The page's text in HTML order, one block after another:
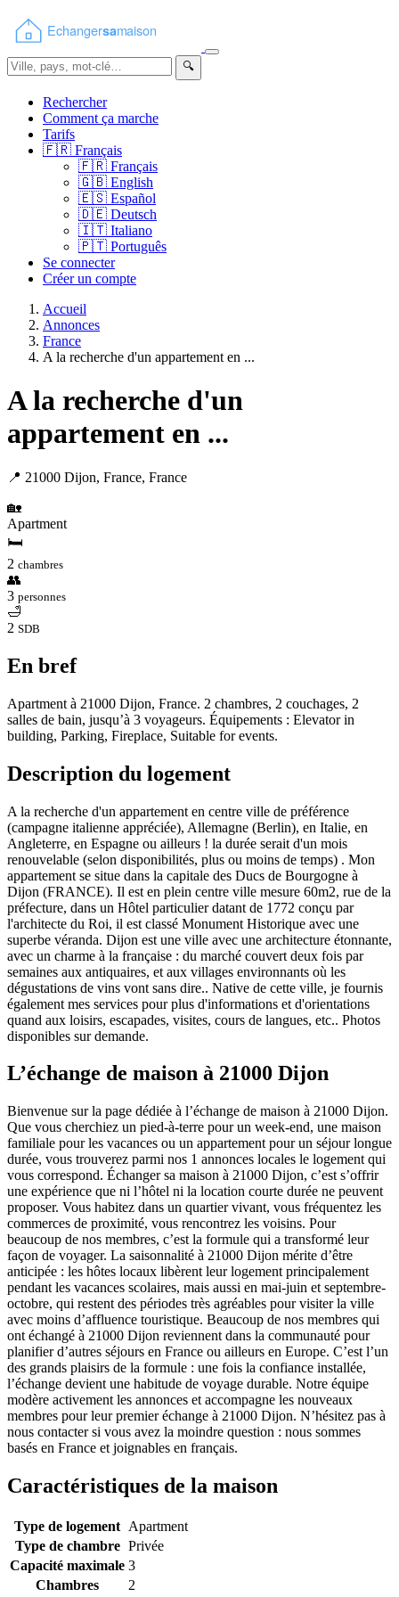
🔍
Rechercher
Comment ça marche
Tarifs
🇫🇷 Français
🇫🇷 Français
🇬🇧 English
🇪🇸 Español
🇩🇪 Deutsch
🇮🇹 Italiano
🇵🇹 Português
Se connecter
Créer un compte
Accueil
Annonces
France
A la recherche d'un appartement en ...
A la recherche d'un
appartement en ...
📍 21000 Dijon, France, France
🏡
Apartment
🛏
2 chambres
👥
3 personnes
🛁
2 SDB
En bref
Apartment à 21000 Dijon, France. 2 chambres, 2 couchages, 2
salles de bain, jusqu’à 3 voyageurs. Équipements : Elevator in
building, Parking, Fireplace, Suitable for events.
Description du logement
A la recherche d'un appartement en centre ville de préférence
(campagne italienne appréciée), Allemagne (Berlin), en Italie, en
Angleterre, en Espagne ou ailleurs ! la durée serait d'un mois
renouvelable (selon disponibilités, plus ou moins de temps) . Mon
appartement se situe dans la capitale des Ducs de Bourgogne à
Dijon (FRANCE). Il est en plein centre ville mesure 60m2, rue de la
préfecture, dans un Hôtel particulier datant de 1772 conçu par
l'architecte du Roi, il est classé Monument Historique avec une
superbe véranda. Dijon est une ville avec une architecture étonnante,
avec un charme à la française : du marché couvert deux fois par
semaines aux antiquaires, et aux villages environnants où les
dégustations de vins vont sans dire.. Native de cette ville, je fournis
également mes services pour plus d'informations et d'orientations
quand aux loisirs, escapades, visites, cours de langues, etc.. Photos
disponibles sur demande.
L’échange de maison à 21000 Dijon
Bienvenue sur la page dédiée à l’échange de maison à 21000 Dijon.
Que vous cherchiez un pied-à-terre pour un week-end, une maison
familiale pour les vacances ou un appartement pour un séjour longue
durée, vous trouverez parmi nos 1 annonces locales le logement qui
vous correspond. Échanger sa maison à 21000 Dijon, c’est s’offrir
une expérience que ni l’hôtel ni la location courte durée ne peuvent
proposer. Vous habitez dans un quartier vivant, vous fréquentez les
commerces de proximité, vous rencontrez les voisins. Pour
beaucoup de nos membres, c’est la formule qui a transformé leur
façon de voyager. La saisonnalité à 21000 Dijon mérite d’être
anticipée : les hôtes locaux libèrent leur logement principalement
pendant les vacances scolaires, mais aussi en mai-juin et septembre-
octobre, qui restent des périodes très agréables pour visiter la ville
avec moins d’affluence touristique. Beaucoup de nos membres qui
ont échangé à 21000 Dijon reviennent dans la communauté pour
planifier d’autres séjours en France ou ailleurs en Europe. C’est l’un
des grands plaisirs de la formule : une fois la confiance installée,
l’échange devient une habitude de voyage durable. Notre équipe
modère activement les annonces et accompagne les nouveaux
membres pour leur premier échange à 21000 Dijon. N’hésitez pas à
nous contacter si vous avez la moindre question : nous sommes
basés en France et joignables en français.
Caractéristiques de la maison
Type de logement Apartment
Type de chambre Privée
Capacité maximale 3
Chambres
2